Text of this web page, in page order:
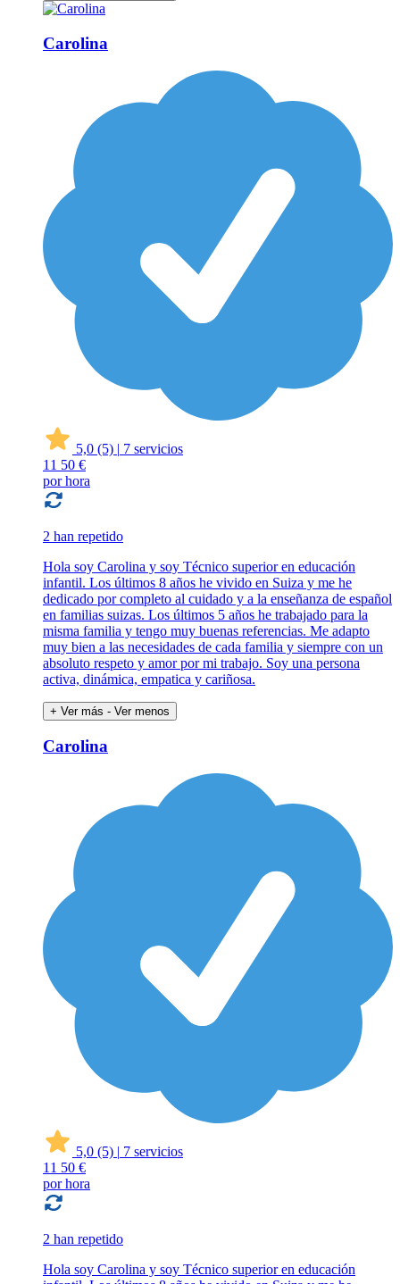
Carolina
5,0 (5) | 7 servicios
11 50 €
por hora
2 han repetido
Hola soy Carolina y soy Técnico superior en educación
infantil. Los últimos 8 años he vivido en Suiza y me he
dedicado por completo al cuidado y a la enseñanza de español
en familias suizas. Los últimos 5 años he trabajado para la
misma familia y tengo muy buenas referencias. Me adapto
muy bien a las necesidades de cada familia y siempre con un
absoluto respeto y amor por mi trabajo. Soy una persona
activa, dinámica, empatica y cariñosa.
+ Ver más - Ver menos
Carolina
5,0 (5) | 7 servicios
11 50 €
por hora
2 han repetido
Hola soy Carolina y soy Técnico superior en educación